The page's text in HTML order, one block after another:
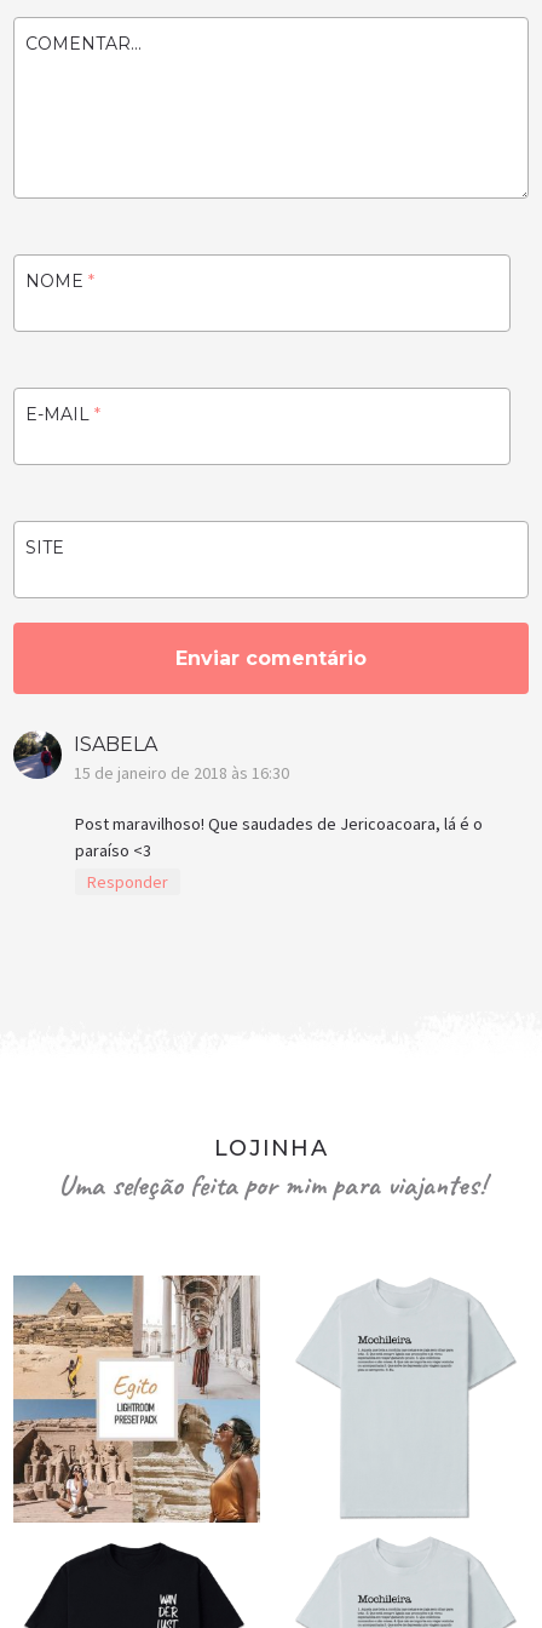
COMENTAR...
NOME*
E-MAIL*
SITE
ISABELA
15 de janeiro de 2018 às 16:30
Post maravilhoso! Que saudades de Jericoacoara, lá é o
paraíso <3
Responder
LOJINHA
Uma seleção feita por mim para viajantes!
original
era:
atual